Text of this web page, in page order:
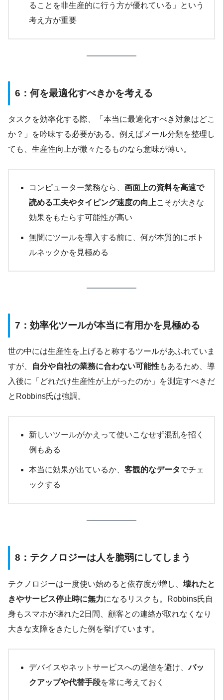
ることを非生産的に行う方が優れている」という
考え方が重要
6：何を最適化すべきかを考える
タスクを効率化する際、「本当に最適化すべき対象はどこ
か？」を吟味する必要がある。例えばメール分類を整理し
ても、生産性向上が微々たるものなら意味が薄い。
コンピューター業務なら、 画面上の資料を高速で
読める工夫やタイピング速度の向上こそが大きな
効果をもたらす可能性が高い
無闇にツールを導入する前に、何が本質的にボト
ルネックかを見極める
7：効率化ツールが本当に有用かを見極める
世の中には生産性を上げると称するツールがあふれていま
すが、
自分や自社の業務に合わない可能性もあるため、導
入後に「どれだけ生産性が上がったのか」を測定すべきだ
とRobbins氏は強調。
新しいツールがかえって使いこなせず混乱を招く
例もある
本当に効果が出ているか、 客観的なデータでチェ
ックする
8：テクノロジーは人を脆弱にしてしまう
テクノロジーは一度使い始めると依存度が増し、 壊れたと
きやサービス停止時に無力になるリスクも。Robbins氏自
身もスマホが壊れた2日間、顧客との連絡が取れなくなり
大きな支障をきたした例を挙げています。
デバイスやネットサービスへの過信を避け、バッ
クアップや代替手段を常に考えておく